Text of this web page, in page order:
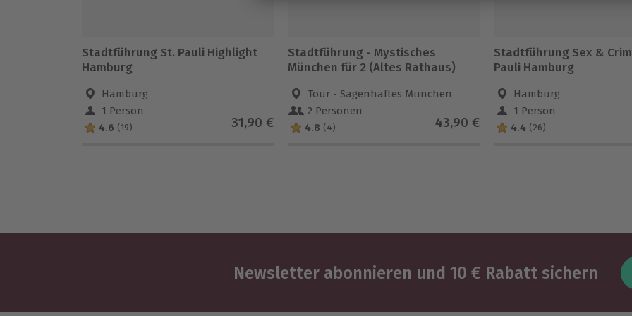
Stadtführung St. Pauli Highlight
Hamburg
Hamburg
1 Person
4.6 (19) 31,90 €
Stadtführung - Mystisches
München für 2 (Altes Rathaus)
Tour - Sagenhaftes München
2 Personen
4.8 (4) 43,90 €
Stadtführung Sex &
Pauli Hamburg
Hamburg
1 Person
4.4 (26)
Newsletter abonnieren und 10 € Rabatt sichern